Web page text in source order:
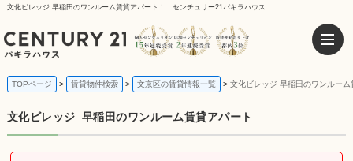
文化ビレッジ 早稲田のワンルーム賃貸アパート！｜センチュリー21パキラハウス
TOPページ 賃貸物件検索 文京区の賃貸情報一覧 文化ビレッジ 早稲田のワンルーム
文化ビレッジ 早稲田のワンルーム賃貸アパート